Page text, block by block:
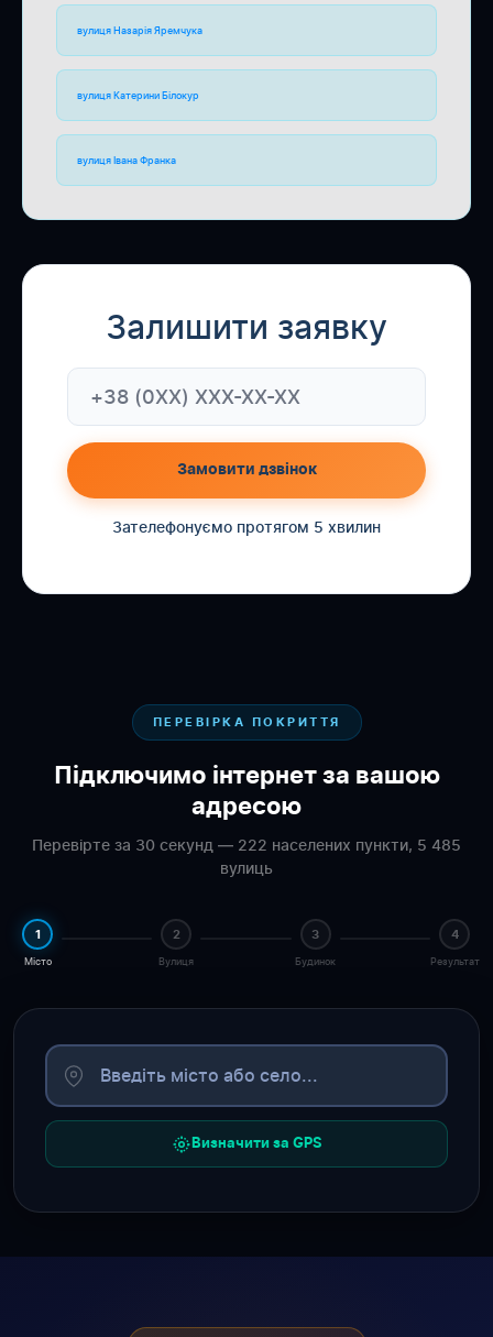
вулиця Назарія Яремчука
вулиця Катерини Білокур
вулиця Івана Франка
Залишити заявку
Замовити дзвінок
Зателефонуємо протягом 5 хвилин
ПЕРЕВІРКА ПОКРИТТЯ
Підключимо інтернет за вашою
адресою
Перевірте за 30 секунд — 222 населених пункти, 5 485
вулиць
1
Місто
2
Вулиця
3
Будинок
4
Результат
Визначити за GPS